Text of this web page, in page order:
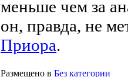
меньше чем за
он, правда, не
Приора.
Размещено в Без категории